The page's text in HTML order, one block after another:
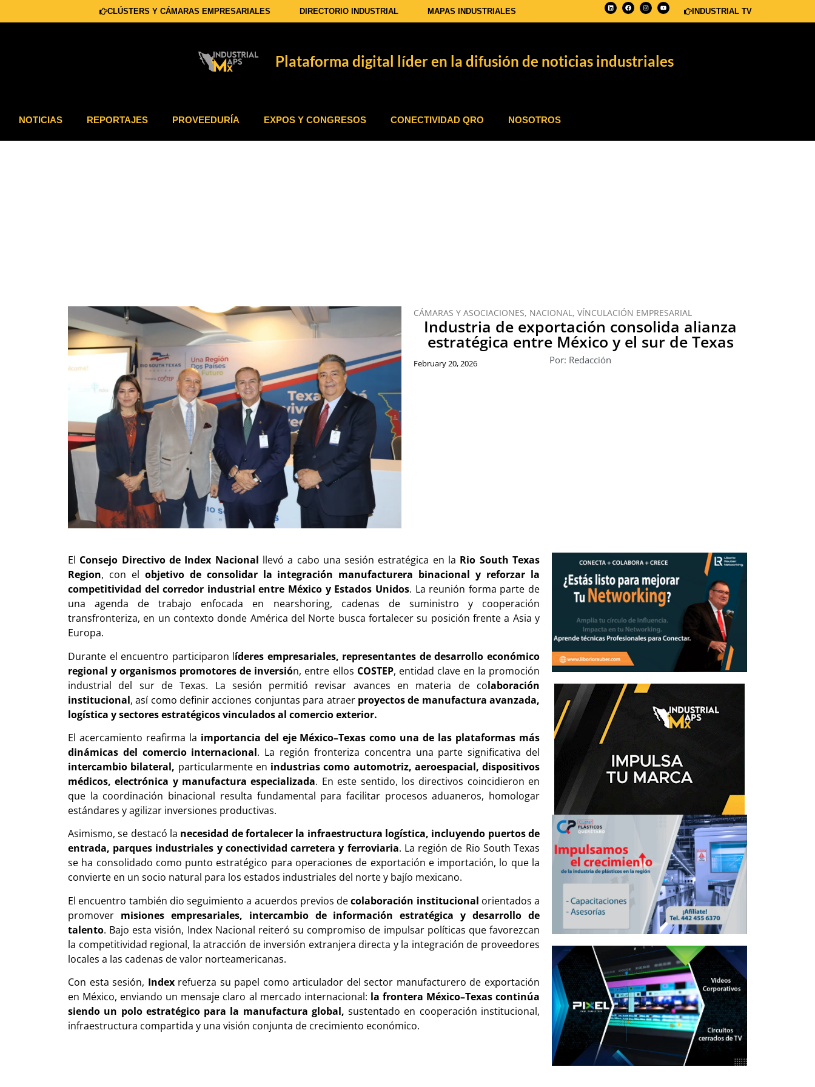
CLÚSTERS Y CÁMARAS EMPRESARIALES DIRECTORIO INDUSTRIAL MAPAS INDUSTRIALES INDUSTRIAL TV
Plataforma digital líder en la difusión de noticias industriales
NOTICIAS REPORTAJES PROVEEDURÍA EXPOS Y CONGRESOS CONECTIVIDAD QRO NOSOTROS
CÁMARAS Y ASOCIACIONES, NACIONAL , VÍNCULACIÓN EMPRESARIAL
Industria de exportación consolida alianza
estratégica entre México y el sur de Texas
Por: Redacción
February 20, 2026
El Consejo Directivo de Index Nacional llevó a cabo una sesión estratégica en la Rio South Texas
Region, con el objetivo de consolidar la integración manufacturera binacional y reforzar la
competitividad del corredor industrial entre México y Estados Unidos. La reunión forma parte de
una agenda de trabajo enfocada en nearshoring, cadenas de suministro y cooperación
transfronteriza, en un contexto donde América del Norte busca fortalecer su posición frente a Asia y
Europa.
Durante el encuentro participaron líderes empresariales, representantes de desarrollo económico
regional y organismos promotores de inversión, entre ellos COSTEP, entidad clave en la promoción
industrial del sur de Texas. La sesión permitió revisar avances en materia de colaboración
institucional, así como definir acciones conjuntas para atraer proyectos de manufactura avanzada,
logística y sectores estratégicos vinculados al comercio exterior.
El acercamiento reafirma la importancia del eje México–Texas como una de las plataformas más
dinámicas del comercio internacional. La región fronteriza concentra una parte significativa del
intercambio bilateral, particularmente en industrias como automotriz, aeroespacial, dispositivos
médicos, electrónica y manufactura especializada. En este sentido, los directivos coincidieron en
que la coordinación binacional resulta fundamental para facilitar procesos aduaneros, homologar
estándares y agilizar inversiones productivas.
Asimismo, se destacó la necesidad de fortalecer la infraestructura logística, incluyendo puertos de
entrada, parques industriales y conectividad carretera y ferroviaria. La región de Rio South Texas
se ha consolidado como punto estratégico para operaciones de exportación e importación, lo que la
convierte en un socio natural para los estados industriales del norte y bajío mexicano.
El encuentro también dio seguimiento a acuerdos previos decolaboración institucional orientados a
promover misiones empresariales, intercambio de información estratégica y desarrollo de
talento. Bajo esta visión, Index Nacional reiteró su compromiso de impulsar políticas que favorezcan
la competitividad regional, la atracción de inversión extranjera directa y la integración de proveedores
locales a las cadenas de valor norteamericanas.
Con esta sesión, Index refuerza su papel como articulador del sector manufacturero de exportación
en México, enviando un mensaje claro al mercado internacional: la frontera México–Texas continúa
siendo un polo estratégico para la manufactura global, sustentado en cooperación institucional,
infraestructura compartida y una visión conjunta de crecimiento económico.